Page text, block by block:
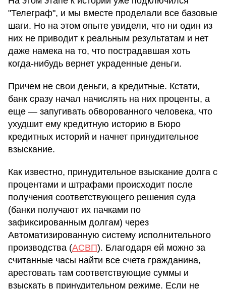
"Телеграф", и мы вместе проделали все базовые
шаги. Но на этом опыте увидели, что ни один из
них не приводит к реальным результатам и нет
даже намека на то, что пострадавшая хоть
когда-нибудь вернет украденные деньги.
Причем не свои деньги, а кредитные. Кстати,
банк сразу начал начислять на них проценты, а
еще — запугивать обворованного человека, что
ухудшит ему кредитную историю в Бюро
кредитных историй и начнет принудительное
взыскание.
Как известно, принудительное взыскание долга с
процентами и штрафами происходит после
получения соответствующего решения суда
(банки получают их пачками по
зафиксированным долгам) через
Автоматизированную систему исполнительного
производства (АСВП). Благодаря ей можно за
считанные часы найти все счета гражданина,
арестовать там соответствующие суммы и
взыскать в принудительном режиме. Если не